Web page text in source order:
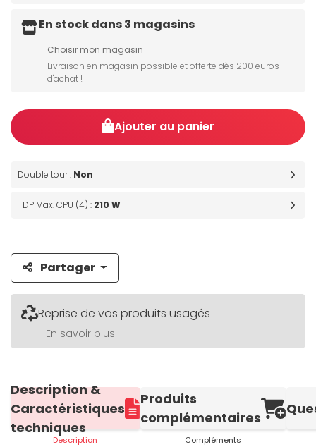
En stock dans 3 magasins
Choisir mon magasin
Livraison en magasin possible et offerte dès 200 euros
d'achat !
Ajouter au panier
Double tour : Non
TDP Max. CPU (4) : 210 W
Partager
Reprise de vos produits usagés
En savoir plus
Description &
Caractéristiques
techniques
Description
Produits
complémentaires
Compléments